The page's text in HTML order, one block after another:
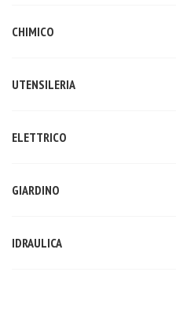
CHIMICO
UTENSILERIA
ELETTRICO
GIARDINO
IDRAULICA